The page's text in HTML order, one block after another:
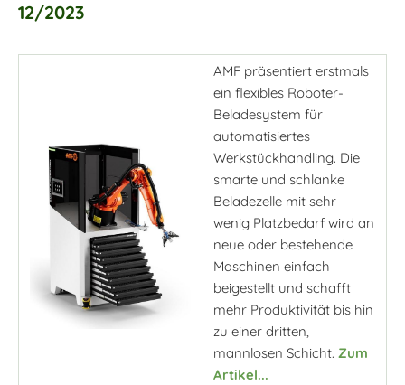
12/2023
AMF präsentiert erstmals
ein flexibles Roboter-
Beladesystem für
automatisiertes
Werkstückhandling. Die
smarte und schlanke
Beladezelle mit sehr
wenig Platzbedarf wird an
neue oder bestehende
Maschinen einfach
beigestellt und schafft
mehr Produktivität bis hin
zu einer dritten,
mannlosen Schicht. Zum
Artikel...